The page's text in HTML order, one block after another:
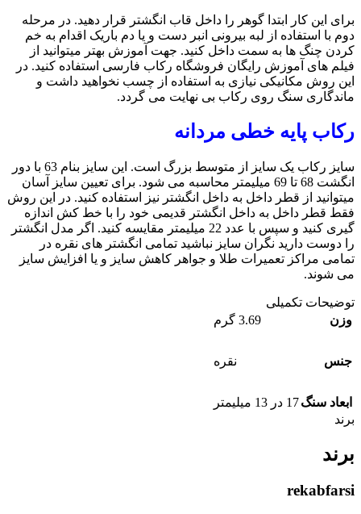
برای این کار ابتدا گوهر را داخل قاب انگشتر قرار دهید. در مرحله
دوم با استفاده از لبه بیرونی انبر دست و یا دم باریک اقدام به خم
کردن چنگ ها به سمت داخل کنید. جهت آموزش بهتر میتوانید از
فیلم های آموزش رایگان فروشگاه رکاب فارسی استفاده کنید. در
این روش مکانیکی نیازی به استفاده از چسب نخواهید داشت و
ماندگاری سنگ روی رکاب بی نهایت می گردد.
رکاب پایه خطی مردانه
سایز رکاب یک سایز از متوسط بزرگ است. این سایز بنام 63 با دور
انگشت 68 تا 69 میلیمتر محاسبه می شود. برای تعیین سایز آسان
میتوانید از قطر داخل به داخل انگشتر نیز استفاده کنید. در این روش
فقط قطر داخل به داخل انگشتر قدیمی خود را با خط کش اندازه
گیری کنید و سپس با عدد 22 میلیمتر مقایسه کنید. اگر مدل انگشتر
را دوست دارید نگران سایز نباشید تمامی انگشتر های نقره در
تمامی مراکز تعمیرات طلا و جواهر کاهش سایز و یا افزایش سایز
می شوند.
توضیحات تکمیلی
وزن
3.69 گرم
جنس نقره
ابعاد سنگ17 در 13 میلیمتر
برند
برند
rekabfarsi